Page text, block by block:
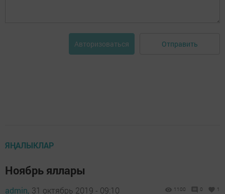
Авторизоваться Отправить
ЯҢАЛЫКЛАР
Ноябрь яллары
admin, 31 октябрь 2019 - 09:10 1100 0 1